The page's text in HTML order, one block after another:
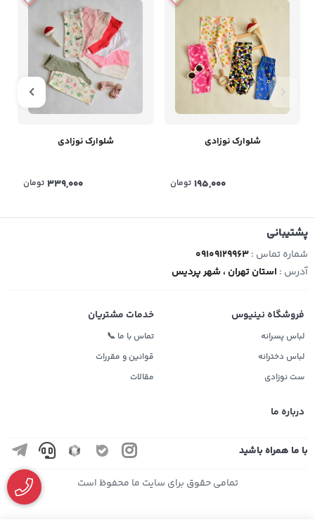
شلوارک نوزادی
195,000 تومان
شلوارک نوزادی
339,000 تومان
پشتیبانی
شماره تماس :09109129963
آدرس : استان تهران ، شهر پردیس
فروشگاه نینیوس
لباس پسرانه
لباس دخترانه
ست نوزادی
خدمات مشتریان
تماس با ما 📞
قوانین و مقررات
مقالات
درباره ما
با ما همراه باشید
تمامی حقوق برای سایت ما محفوظ است